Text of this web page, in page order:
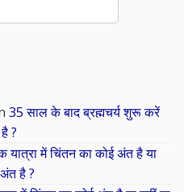
35 साल के बाद ब्रह्मचर्य शुरू करें
?
यात्रा में चिंतन का कोई अंत है या
अंत है ?